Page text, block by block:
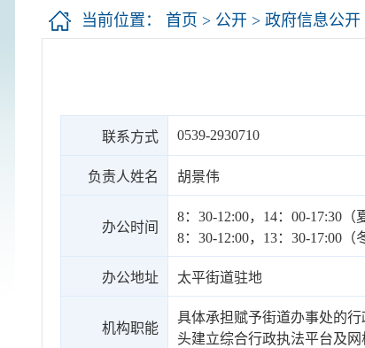
当前位置： 首页 > 公开 > 政府信息公开
联系方式 0539-2930710
负责人姓名 胡景伟
办公时间
8：30-12:00，14：00-17:30（
8：30-12:00，13：30-17:00（
办公地址 太平街道驻地
机构职能
具体承担赋予街道办事处的
头建立综合行政执法平台及网